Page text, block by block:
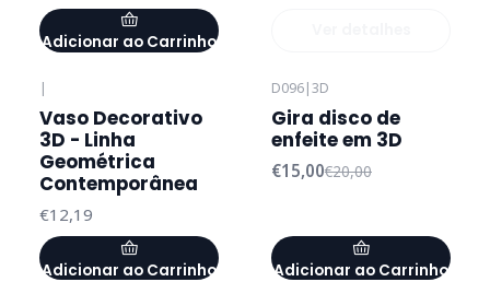
Adicionar ao Carrinho
|
Vaso Decorativo
3D - Linha
Geométrica
Contemporânea
€12,19
Adicionar ao Carrinho
D096|3D
Gira disco de
enfeite em 3D
€15,00€20,00
Adicionar ao Carrinho